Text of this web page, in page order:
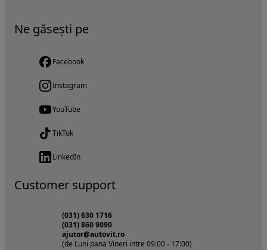
Ne găsești pe
Facebook
Instagram
YouTube
TikTok
LinkedIn
Customer support
(031) 630 1716
(031) 860 9090
ajutor@autovit.ro
(de Luni pana Vineri intre 09:00 - 17:00)